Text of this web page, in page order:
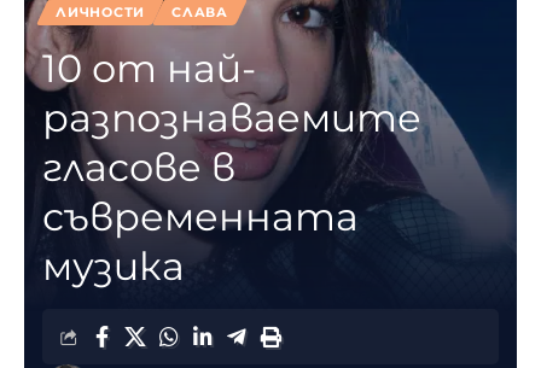
ЛИЧНОСТИ СЛАВА
10 от най-
разпознаваемите
гласове в
съвременната
музика